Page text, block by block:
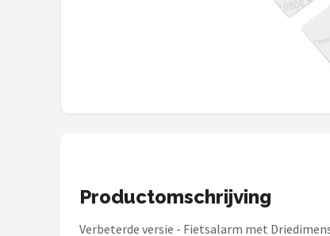
Productomschrijving
Verbeterde versie - Fietsalarm met